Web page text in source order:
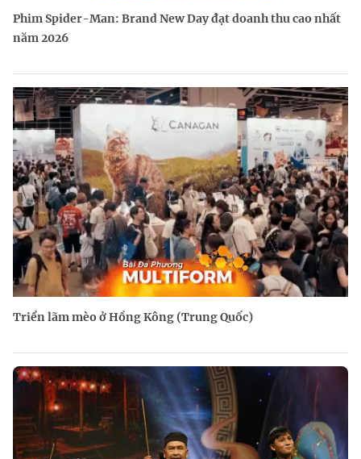
Phim Spider-Man: Brand New Day đạt doanh thu cao nhất
năm 2026
Triển lãm mèo ở Hồng Kông (Trung Quốc)